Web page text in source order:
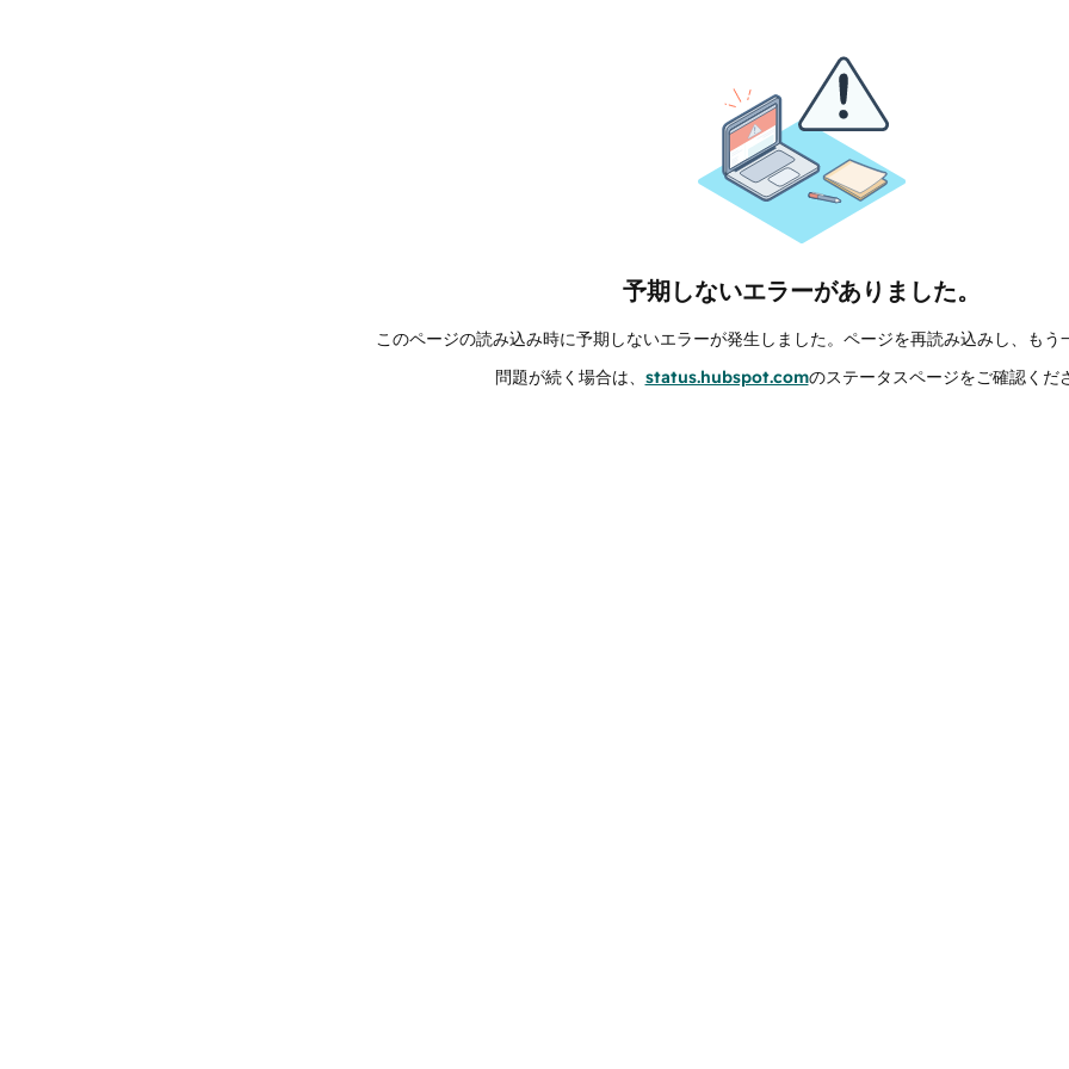
予期しないエラーがありました。
このページの読み込み時に予期しないエラーが発生しました。ページを再読み込みし、もう
問題が続く場合は、 status.hubspot.comのステータスページをご確認くだ